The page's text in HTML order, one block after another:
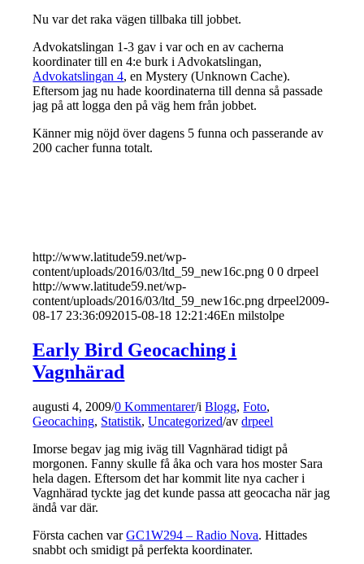
Nu var det raka vägen tillbaka till jobbet.
Advokatslingan 1-3 gav i var och en av cacherna
koordinater till en 4:e burk i Advokatslingan,
Advokatslingan 4, en Mystery (Unknown Cache).
Eftersom jag nu hade koordinaterna till denna så passade
jag på att logga den på väg hem från jobbet.
Känner mig nöjd över dagens 5 funna och passerande av
200 cacher funna totalt.
http://www.latitude59.net/wp-
content/uploads/2016/03/ltd_59_new16c.png 0 0 drpeel
http://www.latitude59.net/wp-
content/uploads/2016/03/ltd_59_new16c.png drpeel2009-
08-17 23:36:092015-08-18 12:21:46En milstolpe
Early Bird Geocaching i
Vagnhärad
augusti 4, 2009/0 Kommentarer/iBlogg,Foto,
Geocaching, Statistik,Uncategorized/avdrpeel
Imorse begav jag mig iväg till Vagnhärad tidigt på
morgonen. Fanny skulle få åka och vara hos moster Sara
hela dagen. Eftersom det har kommit lite nya cacher i
Vagnhärad tyckte jag det kunde passa att geocacha när jag
ändå var där.
Första cachen varGC1W294 – Radio Nova. Hittades
snabbt och smidigt på perfekta koordinater.